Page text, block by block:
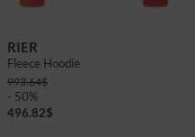
RIER
Fleece Hoodie
993.64$
- 50%
496.82$